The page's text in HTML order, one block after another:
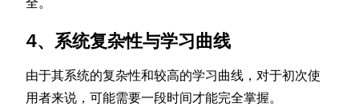
4、系统复杂性与学习曲线
由于其系统的复杂性和较高的学习曲线，对于初次使
用者来说，可能需要一段时间才能完全掌握。